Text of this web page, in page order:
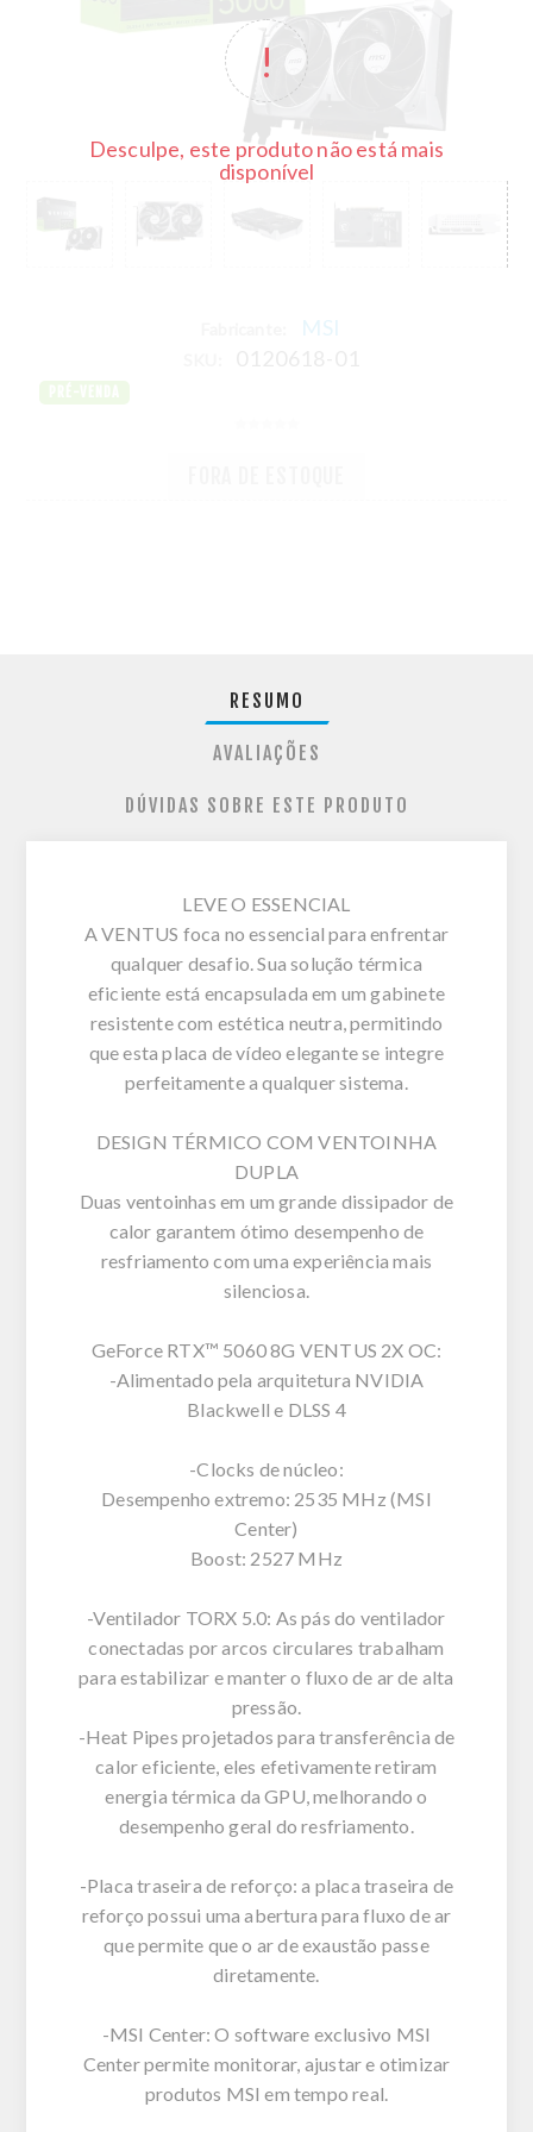
Desculpe, este produto não está mais
disponível
MSI
PRÉ-VENDA
RESUMO
AVALIAÇÕES
DÚVIDAS SOBRE ESTE PRODUTO
LEVE O ESSENCIAL
A VENTUS foca no essencial para enfrentar
qualquer desafio. Sua solução térmica
eficiente está encapsulada em um gabinete
resistente com estética neutra, permitindo
que esta placa de vídeo elegante se integre
perfeitamente a qualquer sistema.
DESIGN TÉRMICO COM VENTOINHA
DUPLA
Duas ventoinhas em um grande dissipador de
calor garantem ótimo desempenho de
resfriamento com uma experiência mais
silenciosa.
GeForce RTX™ 5060 8G VENTUS 2X OC:
-Alimentado pela arquitetura NVIDIA
Blackwell e DLSS 4
-Clocks de núcleo:
Desempenho extremo: 2535 MHz (MSI
Center)
Boost: 2527 MHz
-Ventilador TORX 5.0: As pás do ventilador
conectadas por arcos circulares trabalham
para estabilizar e manter o fluxo de ar de alta
pressão.
-Heat Pipes projetados para transferência de
calor eficiente, eles efetivamente retiram
energia térmica da GPU, melhorando o
desempenho geral do resfriamento.
-Placa traseira de reforço: a placa traseira de
reforço possui uma abertura para fluxo de ar
que permite que o ar de exaustão passe
diretamente.
-MSI Center: O software exclusivo MSI
Center permite monitorar, ajustar e otimizar
produtos MSI em tempo real.